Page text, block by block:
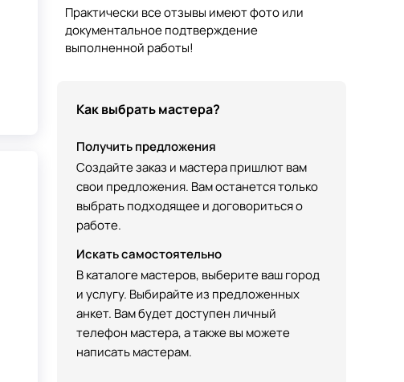
Практически все отзывы имеют фото или
документальное подтверждение
выполненной работы!
Как выбрать мастера?
Получить предложения
Создайте заказ и мастера пришлют вам
свои предложения. Вам останется только
выбрать подходящее и договориться о
работе.
Искать самостоятельно
В каталоге мастеров, выберите ваш город
и услугу. Выбирайте из предложенных
анкет. Вам будет доступен личный
телефон мастера, а также вы можете
написать мастерам.